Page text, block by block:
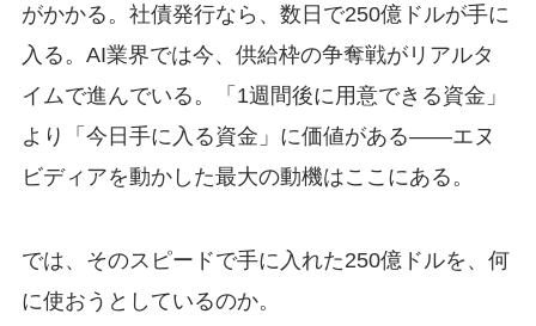
がかかる。社債発行なら、数日で250億ドルが手に
入る。AI業界では今、供給枠の争奪戦がリアルタ
イムで進んでいる。「1週間後に用意できる資金」
より「今日手に入る資金」に価値がある——エヌ
ビディアを動かした最大の動機はここにある。
では、そのスピードで手に入れた250億ドルを、何
に使おうとしているのか。